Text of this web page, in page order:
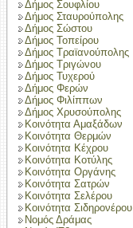
Δήμος Σουφλίου
Δήμος Σταυρούπολης
Δήμος Σώστου
Δήμος Τοπείρου
Δήμος Τραϊανούπολης
Δήμος Τριγώνου
Δήμος Τυχερού
Δήμος Φερών
Δήμος Φιλίππων
Δήμος Χρυσούπολης
Κοινότητα Αμαξάδων
Κοινότητα Θερμών
Κοινότητα Κέχρου
Κοινότητα Κοτύλης
Κοινότητα Οργάνης
Κοινότητα Σατρών
Κοινότητα Σελέρου
Κοινότητα Σιδηρονέρου
Νομός Δράμας